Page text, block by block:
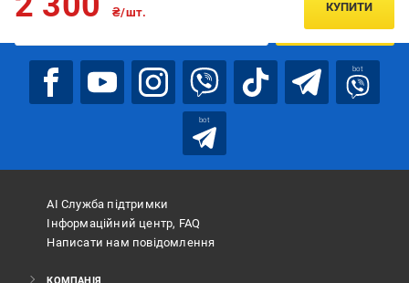
₴/шт. КУПИТИ
ПІДПИСАТИСЯ
bot
bot
АІ Служба підтримки
Інформаційний центр, FAQ
Написати нам повідомлення